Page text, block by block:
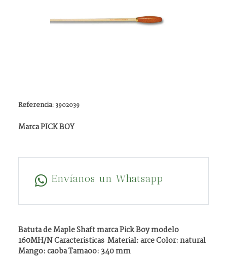
Referencia: 3902039
Marca PICK BOY
Envíanos un Whatsapp
Batuta de Maple Shaft marca Pick Boy modelo
160MH/N Caracteristicas Material: arce Color: natural
Mango: caoba Tamaoo: 340 mm